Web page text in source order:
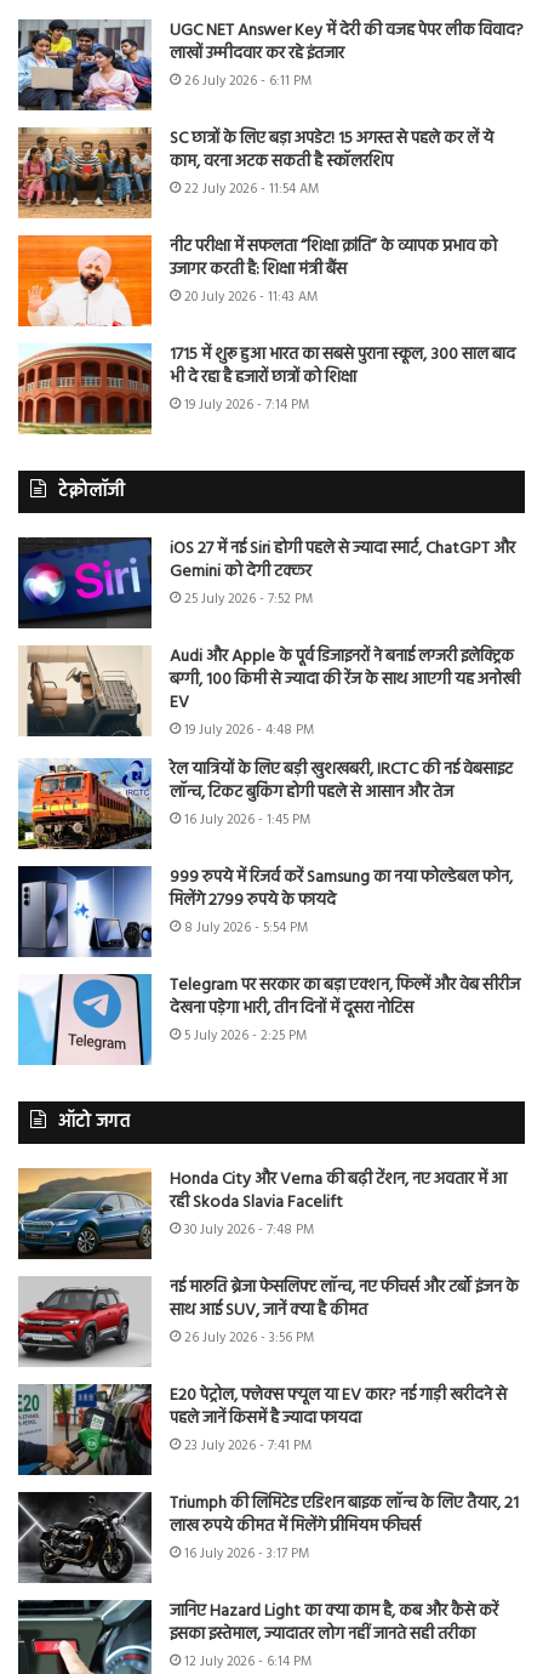
UGC NET Answer Key में देरी की वजह पेपर लीक विवाद?
लाखों उम्मीदवार कर रहे इंतजार
26 July 2026 - 6:11 PM
SC छात्रों के लिए बड़ा अपडेट! 15 अगस्त से पहले कर लें ये
काम, वरना अटक सकती है स्कॉलरशिप
22 July 2026 - 11:54 AM
नीट परीक्षा में सफलता “शिक्षा क्रांति” के व्यापक प्रभाव को
उजागर करती है: शिक्षा मंत्री बैंस
20 July 2026 - 11:43 AM
1715 में शुरू हुआ भारत का सबसे पुराना स्कूल, 300 साल बाद
भी दे रहा है हजारों छात्रों को शिक्षा
19 July 2026 - 7:14 PM
टेक्नोलॉजी
iOS 27 में नई Siri होगी पहले से ज्यादा स्मार्ट, ChatGPT और
Gemini को देगी टक्कर
25 July 2026 - 7:52 PM
Audi और Apple के पूर्व डिजाइनरों ने बनाई लग्जरी इलेक्ट्रिक
बग्गी, 100 किमी से ज्यादा की रेंज के साथ आएगी यह अनोखी
EV
19 July 2026 - 4:48 PM
रेल यात्रियों के लिए बड़ी खुशखबरी, IRCTC की नई वेबसाइट
लॉन्च, टिकट बुकिंग होगी पहले से आसान और तेज
16 July 2026 - 1:45 PM
999 रुपये में रिजर्व करें Samsung का नया फोल्डेबल फोन,
मिलेंगे 2799 रुपये के फायदे
8 July 2026 - 5:54 PM
Telegram पर सरकार का बड़ा एक्शन, फिल्में और वेब सीरीज
देखना पड़ेगा भारी, तीन दिनों में दूसरा नोटिस
5 July 2026 - 2:25 PM
ऑटो जगत
Honda City और Verna की बढ़ी टेंशन, नए अवतार में आ
रही Skoda Slavia Facelift
30 July 2026 - 7:48 PM
नई मारुति ब्रेजा फेसलिफ्ट लॉन्च, नए फीचर्स और टर्बो इंजन के
साथ आई SUV, जानें क्या है कीमत
26 July 2026 - 3:56 PM
E20 पेट्रोल, फ्लेक्स फ्यूल या EV कार? नई गाड़ी खरीदने से
पहले जानें किसमें है ज्यादा फायदा
23 July 2026 - 7:41 PM
Triumph की लिमिटेड एडिशन बाइक लॉन्च के लिए तैयार, 21
लाख रुपये कीमत में मिलेंगे प्रीमियम फीचर्स
16 July 2026 - 3:17 PM
जानिए Hazard Light का क्या काम है, कब और कैसे करें
इसका इस्तेमाल, ज्यादातर लोग नहीं जानते सही तरीका
12 July 2026 - 6:14 PM